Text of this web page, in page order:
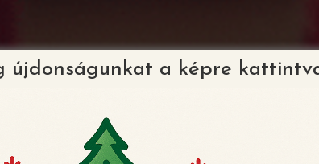
csomagot adunk!
újdonságunkat a képre